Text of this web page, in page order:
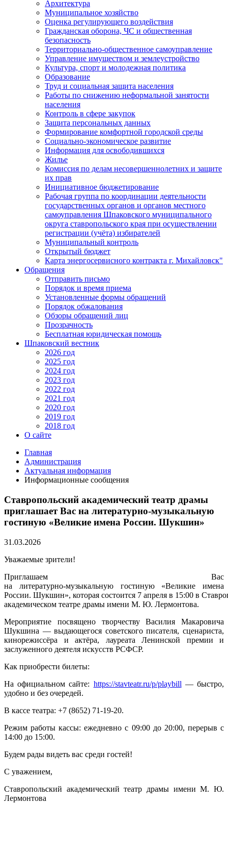
Архитектура
Муниципальное хозяйство
Оценка регулирующего воздействия
Гражданская оборона, ЧС и общественная
безопасность
Территориально-общественное самоуправление
Управление имуществом и землеустройство
Культура, спорт и молодежная политика
Образование
Труд и социальная защита населения
Работы по снижению неформальной занятости
населения
Контроль в сфере закупок
Защита персональных данных
Формирование комфортной городской среды
Социально-экономическое развитие
Информация для освободившихся
Жилье
Комиссия по делам несовершеннолетних и защите
их прав
Инициативное бюджетирование
Рабочая группа по координации деятельности
государственных органов и органов местного
самоуправления Шпаковского муниципального
округа ставропольского края при осуществлении
регистрации (учёта) избирателей
Муниципальный контроль
Открытый бюджет
Карта энергосервисного контракта г. Михайловск"
Обращения
Отправить письмо
Порядок и время приема
Установленные формы обращений
Порядок обжалования
Обзоры обращений лиц
Прозрачность
Бесплатная юридическая помощь
Шпаковский вестник
2026 год
2025 год
2024 год
2023 год
2022 год
2021 год
2020 год
2019 год
2018 год
О сайте
Главная
Администрация
Актуальная информация
Информационные сообщения
Ставропольский академический театр драмы
приглашает Вас на литературно‑музыкальную
гостиную «Великие имена России. Шукшин»
31.03.2026
Уважаемые зрители!
Приглашаем Вас
на литературно‑музыкальную гостиную «Великие имена
России. Шукшин», которая состоится 7 апреля в 15:00 в
академическом театре драмы имени М. Ю. Лермонтова.
Мероприятие посвящено творчеству Василия Макаровича
Шукшина — выдающегося советского писателя, сценариста,
кинорежиссёра и актёра, лауреата Ленинской премии и
заслуженного деятеля искусств РСФСР.
Как приобрести билеты:
На официальном сайте: https://stavteatr.ru/p/playbill — быстро,
удобно и без очередей.
В кассе театра: +7 (8652) 71‑19‑20.
Режим работы кассы: ежедневно с 09:00 до 20:00, перерыв с
14:00 до 15:00.
Будем рады видеть вас среди гостей!
С уважением,
Ставропольский академический театр драмы имени М. Ю.
Лермонтова